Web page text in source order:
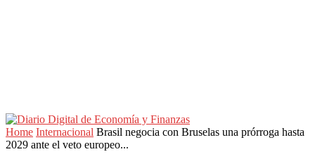
Home Internacional Brasil negocia con Bruselas una prórroga hasta
2029 ante el veto europeo...